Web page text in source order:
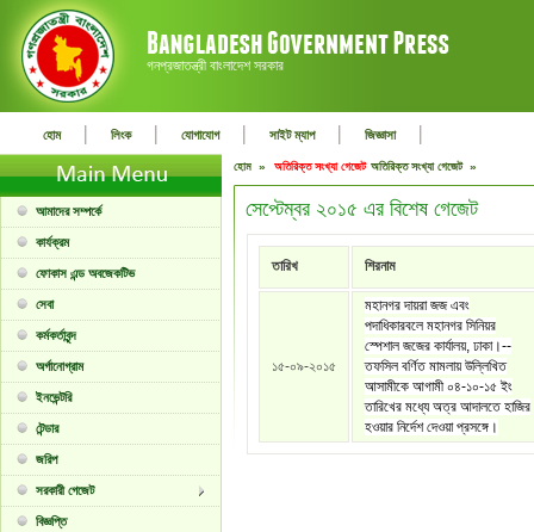
গনপ্রজাতন্ত্রী বাংলাদেশ সরকার
হোম | লিংক | যোগাযোগ | সাইট ম্যাপ | জিজ্ঞাসা |
আমাদের সম্পর্কে
কার্যক্রম
ফোকাস এন্ড অবজেকটিভ
সেবা
কর্মকর্তাবৃন্দ
অর্গানোগ্রাম
ইনভেন্টরি
টেন্ডার
জরিপ
সরকারী গেজেট
বিজ্ঞপ্তি
হোম » অতিরিক্ত সংখ্যা গেজেট অতিরিক্ত সংখ্যা গেজেট »
সেপ্টেম্বর ২০১৫ এর বিশেষ গেজেট
তারিখ শিরনাম
১৫-০৯-২০১৫
মহানগর দায়রা জজ এবং
পদাধিকারবলে মহানগর সিনিয়র
স্পেশাল জজের কার্যালয়, ঢাকা।--
তফসিল বর্ণিত মামলায় উল্লিখিত
আসামীকে আগামী ০৪-১০-১৫ ইং
তারিখের মধ্যে অত্র আদালতে হাজির
হওয়ার নির্দেশ দেওয়া প্রসঙ্গে।